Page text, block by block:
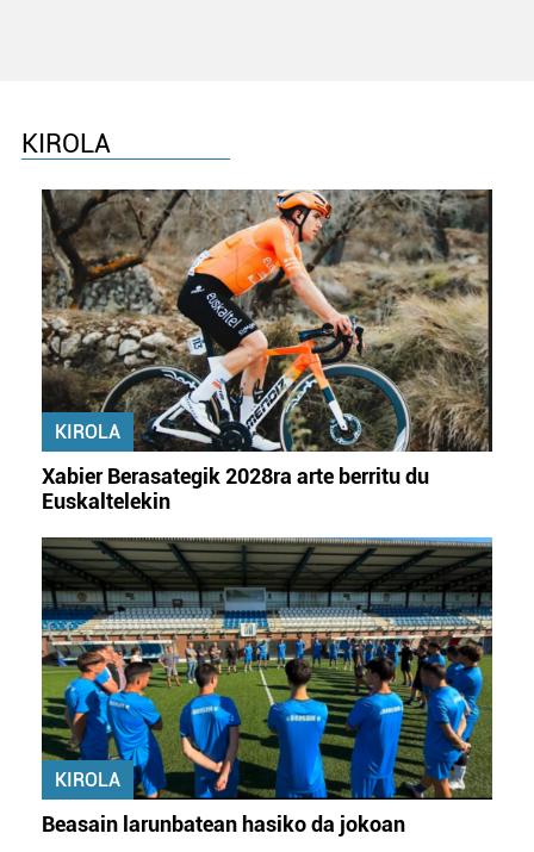
KIROLA
KIROLA
Xabier Berasategik 2028ra arte berritu du
Euskaltelekin
KIROLA
Beasain larunbatean hasiko da jokoan